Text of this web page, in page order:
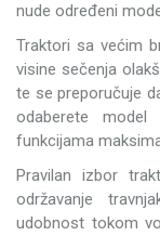
nude određeni
Traktori sa većim
visine sečenja
te se preporučuje
odaberete
funkcijama
Pravilan izbor
održavanje
udobnost tokom